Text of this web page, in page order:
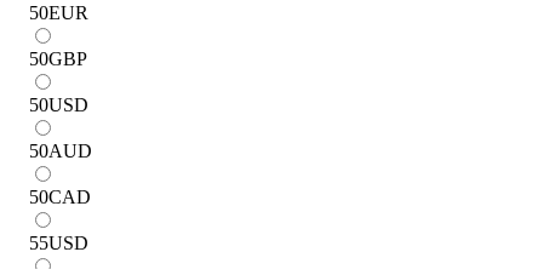
50EUR
50GBP
50USD
50AUD
50CAD
55USD